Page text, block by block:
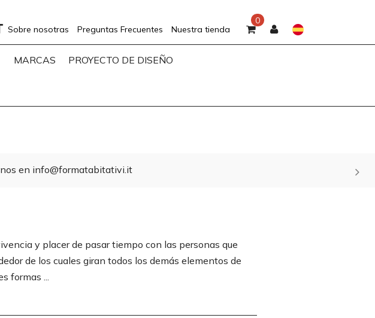
0
Sobre nosotras Preguntas Frecuentes Nuestra tienda
MARCAS PROYECTO DE DISEÑO
en info@formatabitativi.it
y placer de pasar tiempo con las personas que
de los cuales giran todos los demás elementos de
formas ...